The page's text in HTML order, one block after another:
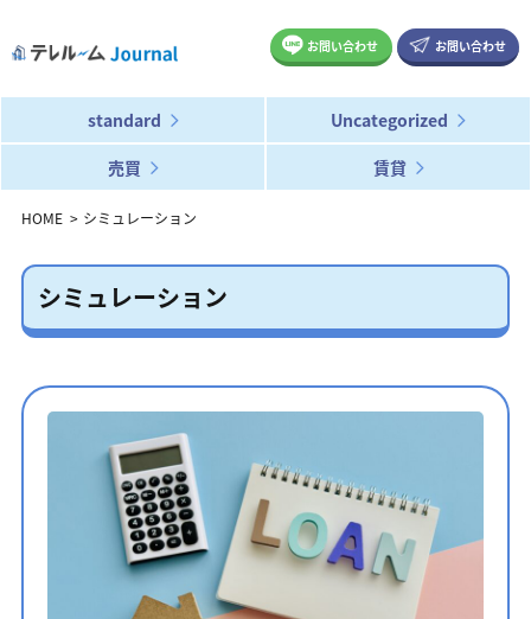
お問い合わせ お問い合わせ
standard
Uncategorized
売買
賃貸
HOME シミュレーション
シミュレーション